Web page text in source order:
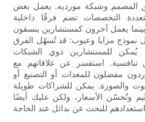
المصمم وشبكة مورديه. يعمل بعض
التخصصات تضم فرقًا داخلية
يعمل آخرون كمستشارين ينسقون
نموذج مزايا وعيوب: قد تُسهّل الفرق
يُمكن للمستشارين ذوي الشبكات
تنافسية. استفسر عن علاقاتهم مع
مفضلون للمعدات أو التصنيع أو
والصورة. يمكن للشراكات طويلة
وتُحسّن الأسعار، ولكن عليك أيضًا